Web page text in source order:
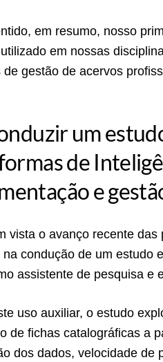
em resumo, nosso
em nossas
de gestão de acervos
um
de
e
vista o avanço recente
na condução de um estudo
assistente de pesquisa e
uso auxiliar, o estudo
de fichas catalográficas a
dos dados, velocidade de